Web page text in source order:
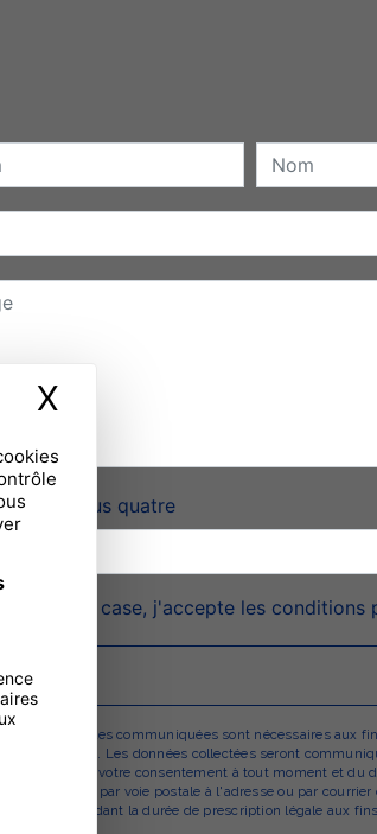
X
font un plus quatre
cette case, j'accepte les
personnelles communiquées sont nécessaires aux
votre message. Les données collectées seront
de retrait de votre consentement à tout moment et
ces droits par voie postale à l'adresse ou par
puis pendant la durée de prescription légale aux